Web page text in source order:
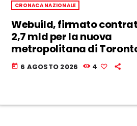
CRONACA NAZIONALE
Webuild, firmato
2,7 mld per la nuova
metropolitana di
today 6 AGOSTO 2026 4